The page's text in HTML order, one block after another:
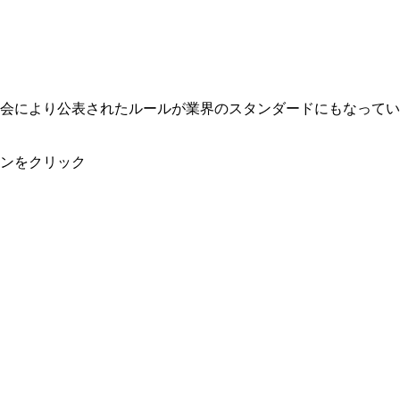
により公表されたルールが業界のスタンダードにもなってい
をクリック